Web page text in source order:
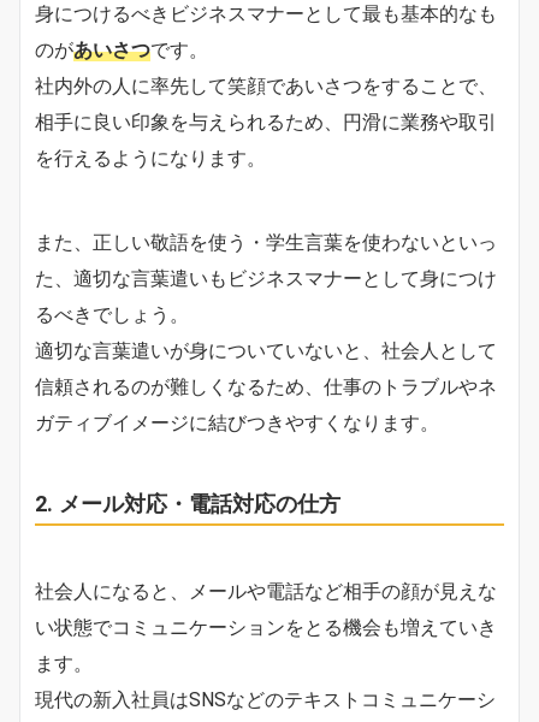
身につけるべきビジネスマナーとして最も基本的なも
のがあいさつです。
社内外の人に率先して笑顔であいさつをすることで、
相手に良い印象を与えられるため、円滑に業務や取引
を行えるようになります。
また、正しい敬語を使う・学生言葉を使わないといっ
た、適切な言葉遣いもビジネスマナーとして身につけ
るべきでしょう。
適切な言葉遣いが身についていないと、社会人として
信頼されるのが難しくなるため、仕事のトラブルやネ
ガティブイメージに結びつきやすくなります。
2. メール対応・電話対応の仕方
社会人になると、メールや電話など相手の顔が見えな
い状態でコミュニケーションをとる機会も増えていき
ます。
現代の新入社員はSNSなどのテキストコミュニケーシ